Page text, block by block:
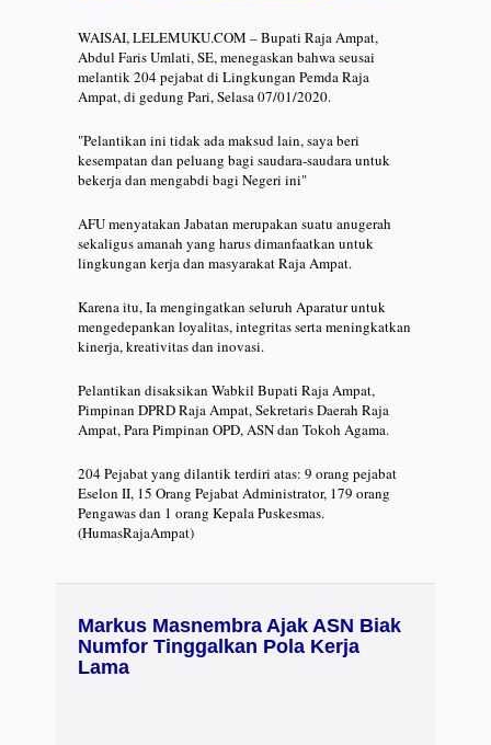
WAISAI, LELEMUKU.COM – Bupati Raja Ampat,
Abdul Faris Umlati, SE, menegaskan bahwa seusai
melantik 204 pejabat di Lingkungan Pemda Raja
Ampat, di gedung Pari, Selasa 07/01/2020.
"Pelantikan ini tidak ada maksud lain, saya beri
kesempatan dan peluang bagi saudara-saudara untuk
bekerja dan mengabdi bagi Negeri ini"
AFU menyatakan Jabatan merupakan suatu anugerah
sekaligus amanah yang harus dimanfaatkan untuk
lingkungan kerja dan masyarakat Raja Ampat.
Karena itu, Ia mengingatkan seluruh Aparatur untuk
mengedepankan loyalitas, integritas serta meningkatkan
kinerja, kreativitas dan inovasi.
Pelantikan disaksikan Wabkil Bupati Raja Ampat,
Pimpinan DPRD Raja Ampat, Sekretaris Daerah Raja
Ampat, Para Pimpinan OPD, ASN dan Tokoh Agama.
204 Pejabat yang dilantik terdiri atas: 9 orang pejabat
Eselon II, 15 Orang Pejabat Administrator, 179 orang
Pengawas dan 1 orang Kepala Puskesmas.
(HumasRajaAmpat)
Markus Masnembra Ajak ASN Biak
Numfor Tinggalkan Pola Kerja
Lama